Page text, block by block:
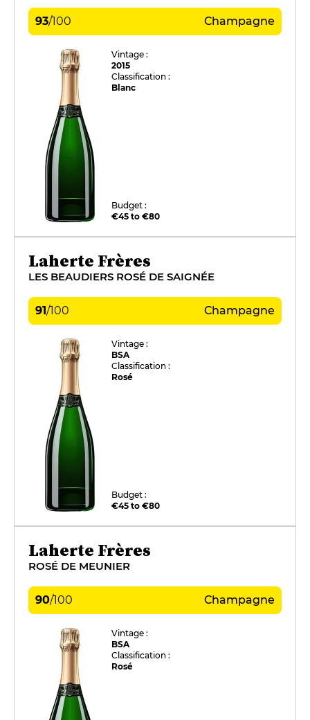
93/100 Champagne
Vintage :
2015
Classification :
Blanc
Budget :
€45 to €80
Laherte Frères
LES BEAUDIERS ROSÉ DE SAIGNÉE
91/100 Champagne
Vintage :
BSA
Classification :
Rosé
Budget :
€45 to €80
Laherte Frères
ROSÉ DE MEUNIER
90/100 Champagne
Vintage :
BSA
Classification :
Rosé